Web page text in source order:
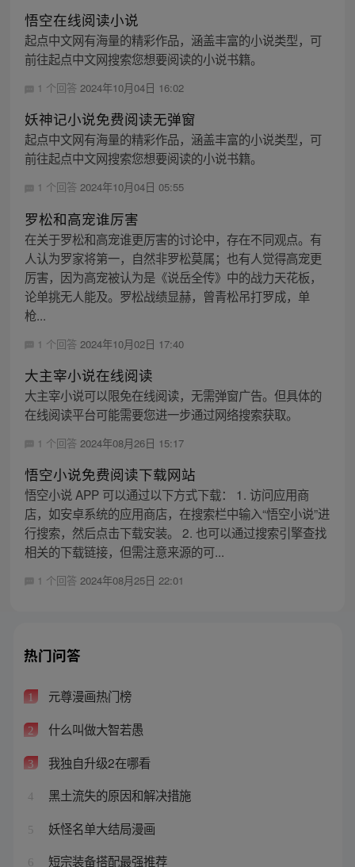
悟空在线阅读小说
起点中文网有海量的精彩作品，涵盖丰富的小说类型，可
前往起点中文网搜索您想要阅读的小说书籍。
1 个回答 2024年10月04日 16:02
妖神记小说免费阅读无弹窗
起点中文网有海量的精彩作品，涵盖丰富的小说类型，可
前往起点中文网搜索您想要阅读的小说书籍。
1 个回答 2024年10月04日 05:55
罗松和高宠谁厉害
在关于罗松和高宠谁更厉害的讨论中，存在不同观点。有
人认为罗家将第一，自然非罗松莫属；也有人觉得高宠更
厉害，因为高宠被认为是《说岳全传》中的战力天花板，
论单挑无人能及。罗松战绩显赫，曾青松吊打罗成，单
枪...
1 个回答 2024年10月02日 17:40
大主宰小说在线阅读
大主宰小说可以限免在线阅读，无需弹窗广告。但具体的
在线阅读平台可能需要您进一步通过网络搜索获取。
1 个回答 2024年08月26日 15:17
悟空小说免费阅读下载网站
悟空小说 APP 可以通过以下方式下载： 1. 访问应用商
店，如安卓系统的应用商店，在搜索栏中输入“悟空小说”进
行搜索，然后点击下载安装。 2. 也可以通过搜索引擎查找
相关的下载链接，但需注意来源的可...
1 个回答 2024年08月25日 22:01
热门问答
1 元尊漫画热门榜
2 什么叫做大智若愚
3 我独自升级2在哪看
4 黑土流失的原因和解决措施
5 妖怪名单大结局漫画
6 短宗装备搭配最强推荐